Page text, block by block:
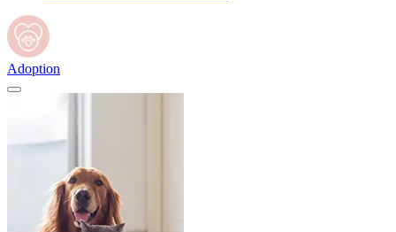
Adoption